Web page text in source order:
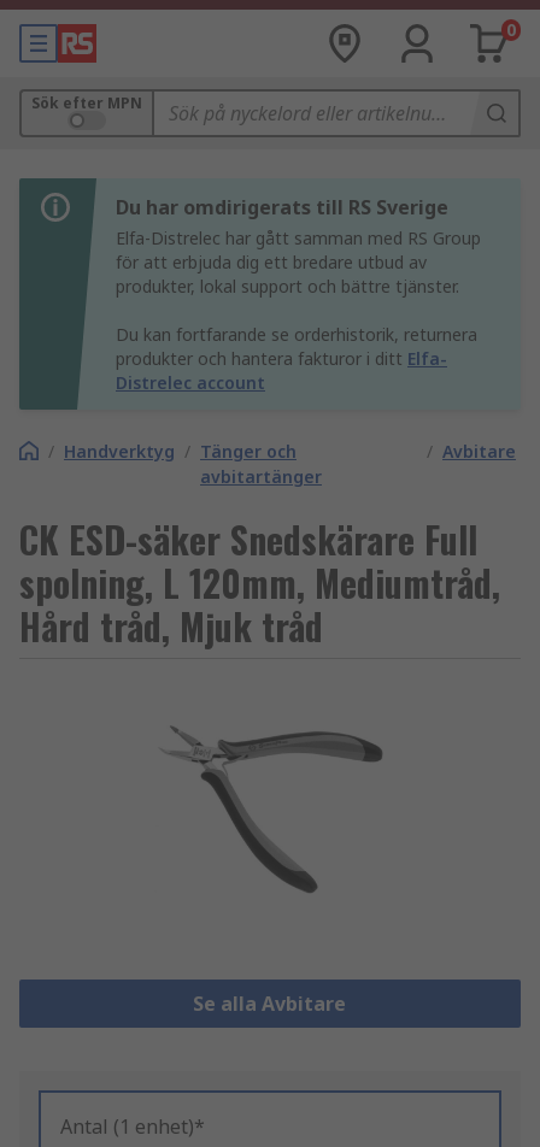
0
Sök efter MPN
Du har omdirigerats till RS Sverige
Elfa-Distrelec har gått samman med RS Group
för att erbjuda dig ett bredare utbud av
produkter, lokal support och bättre tjänster.
Du kan fortfarande se orderhistorik, returnera
produkter och hantera fakturor i ditt Elfa-
Distrelec account
/ Handverktyg / Tänger och
avbitartänger
/ Avbitare
CK ESD-säker Snedskärare Full
spolning, L 120mm, Mediumtråd,
Hård tråd, Mjuk tråd
Se alla Avbitare
Antal (1 enhet)*